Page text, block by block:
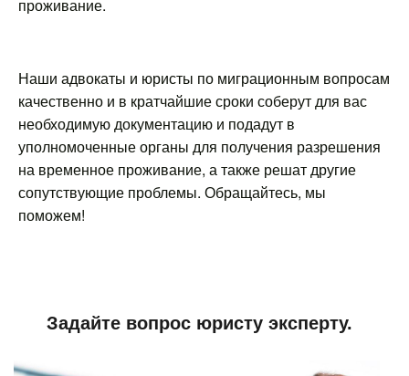
проживание.
Наши адвокаты и юристы по миграционным вопросам
качественно и в кратчайшие сроки соберут для вас
необходимую документацию и подадут в
уполномоченные органы для получения разрешения
на временное проживание, а также решат другие
сопутствующие проблемы. Обращайтесь, мы
поможем!
Задайте вопрос юристу эксперту.